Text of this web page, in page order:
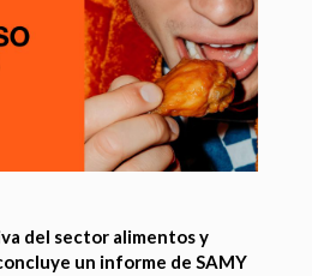
del sector alimentos y
un informe de SAMY